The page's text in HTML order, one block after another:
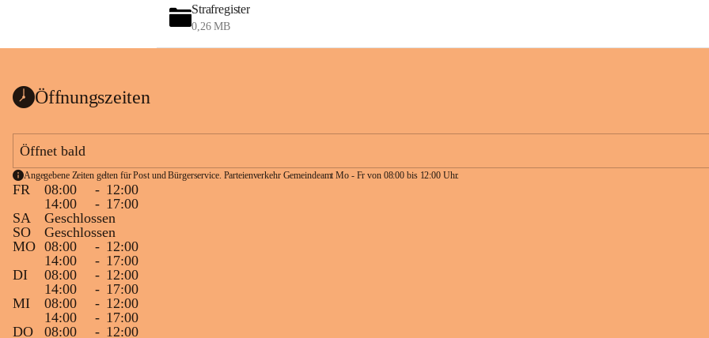
Strafregister
0,26 MB
Öffnungszeiten
Öffnet bald
Angegebene Zeiten gelten für Post und Bürgerservice. Parteienverkehr Gemeindeamt Mo - Fr von 08:00 bis 12:00 Uhr.
FR 08:00 - 12:00
14:00
- 17:00
SA
Geschlossen
SO
Geschlossen
MO 08:00 - 12:00
14:00
- 17:00
DI
08:00 - 12:00
14:00
- 17:00
MI
08:00 - 12:00
14:00
- 17:00
DO
08:00 - 12:00